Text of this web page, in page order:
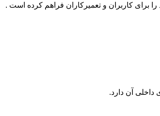
را برای کاربران و تعمیرکاران فراهم کرده است .
آن دارد.